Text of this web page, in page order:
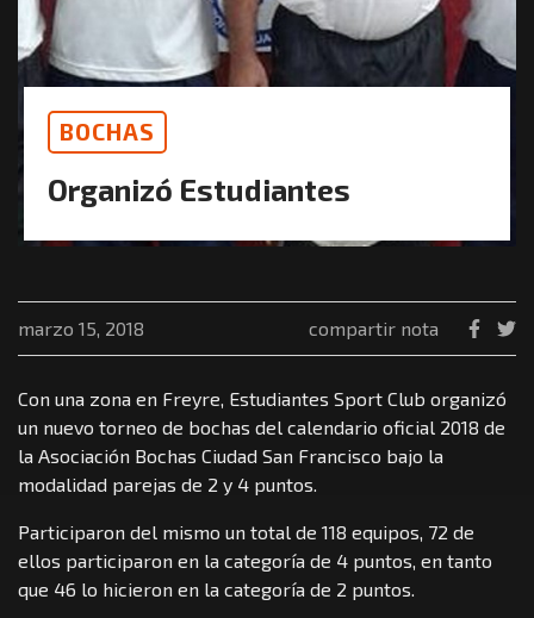
BOCHAS
Organizó Estudiantes
marzo 15, 2018 compartir nota
Con una zona en Freyre, Estudiantes Sport Club organizó
un nuevo torneo de bochas del calendario oficial 2018 de
la Asociación Bochas Ciudad San Francisco bajo la
modalidad parejas de 2 y 4 puntos.
Participaron del mismo un total de 118 equipos, 72 de
ellos participaron en la categoría de 4 puntos, en tanto
que 46 lo hicieron en la categoría de 2 puntos.